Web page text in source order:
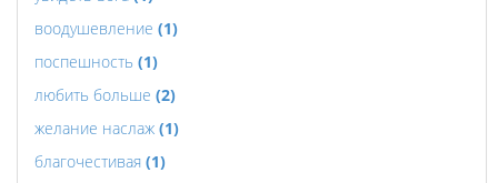
воодушевление (1)
поспешность (1)
любить больше (2)
желание наслаж (1)
благочестивая (1)